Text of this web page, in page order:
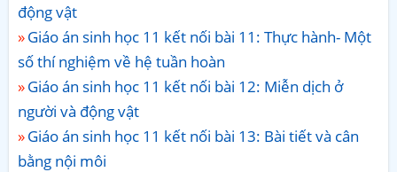
động vật
Giáo án sinh học 11 kết nối bài 11: Thực hành- Một
số thí nghiệm về hệ tuần hoàn
Giáo án sinh học 11 kết nối bài 12: Miễn dịch ở
người và động vật
Giáo án sinh học 11 kết nối bài 13: Bài tiết và cân
bằng nội môi